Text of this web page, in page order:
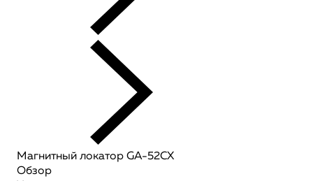
Магнитный локатор GA-52CX
Обзор